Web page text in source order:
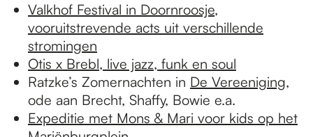
Valkhof Festival in Doornroosje,
vooruitstrevende acts uit verschillende
stromingen
Otis x Brebl, live jazz, funk en soul
Ratzke’s Zomernachten in De Vereeniging,
ode aan Brecht, Shaffy, Bowie e.a.
Expeditie met Mons & Mari voor kids op het